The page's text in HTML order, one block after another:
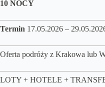
10 NOCY
Termin 17.05.2026 –
Oferta podróży z Krakowa lub
LOTY + HOTELE +